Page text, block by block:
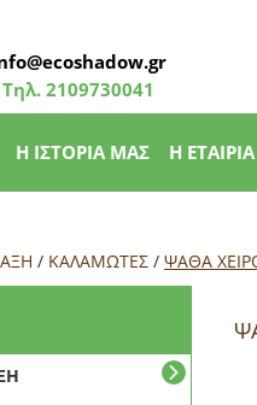
Τηλ.2109730041
Η ΙΣΤΟΡΙΑ ΜΑΣ Η ΕΤΑΙΡΙΑ
/ ΚΑΛΑΜΩΤΕΣ / ΨΑΘΑ